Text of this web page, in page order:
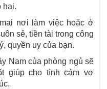
hại.
nơi làm việc hoặc ở
sẻ, tiền tài trong công
quyền uy của bạn.
Nam của phòng ngủ sẽ
giúp cho tình cảm vợ